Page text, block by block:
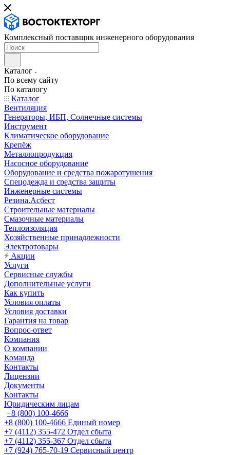
Комплексный поставщик инженерного оборудования
Каталог
По всему сайту
По каталогу
Каталог
Вентиляция
Генераторы, ИБП, Солнечные системы
Инструмент
Климатическое оборудование
Крепёж
Металлопродукция
Насосное оборудование
Оборудование и средства пожаротушения
Спецодежда и средства защиты
Инженерные системы
Резина.Асбест
Строительные материалы
Смазочные материалы
Теплоизоляция
Хозяйственные принадлежности
Электротовары
Акции
Услуги
Сервисные службы
Дополнительные услуги
Как купить
Условия оплаты
Условия доставки
Гарантия на товар
Вопрос-ответ
Компания
О компании
Команда
Контакты
Лицензии
Документы
Контакты
Юридическим лицам
+8 (800) 100-4666
+8 (800) 100-4666 Единый номер
+7 (4112) 355-472 Отдел сбыта
+7 (4112) 355-367 Отдел сбыта
+7 (924) 765-70-19 Сервисный центр